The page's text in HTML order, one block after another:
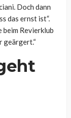
Doch dann
das ernst ist“.
beim Revierklub
geärgert.“